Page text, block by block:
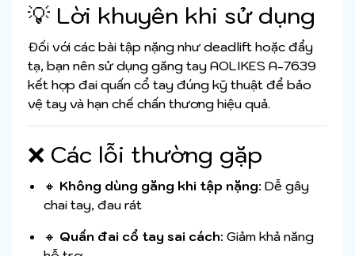
💡 Lời khuyên khi sử dụng
Đối với các bài tập nặng như deadlift hoặc đẩy
tạ, bạn nên sử dụng găng tay AOLIKES A-7639
kết hợp đai quấn cổ tay đúng kỹ thuật để bảo
vệ tay và hạn chế chấn thương hiệu quả.
❌ Các lỗi thường gặp
🔸 Không dùng găng khi tập nặng: Dễ gây
chai tay, đau rát
🔸 Quấn đai cổ tay sai cách: Giảm khả năng